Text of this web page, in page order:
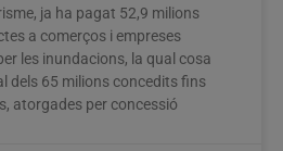
ja ha pagat 52,9 milions
a comerços i empreses
les inundacions, la qual cosa
dels 65 milions concedits fins
atorgades per concessió
lloc web per oferir-vos
recordant les vostres preferències
clic a "Acceptar-ho tot", accepteu
Tanmateix, podeu visitar
per proporcionar un